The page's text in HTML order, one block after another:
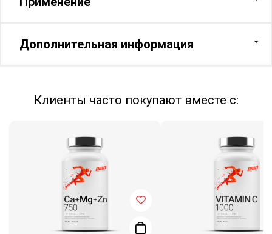
Дополнительная информация
Клиенты часто покупают вместе с: